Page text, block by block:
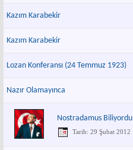
Kazım Karabekir
Kazım Karabekir
Lozan Konferansı (24 Temmuz 1923)
Nazır Olamayınca
Nostradamus Biliyordu
Tarih: 29 Şubat 2012